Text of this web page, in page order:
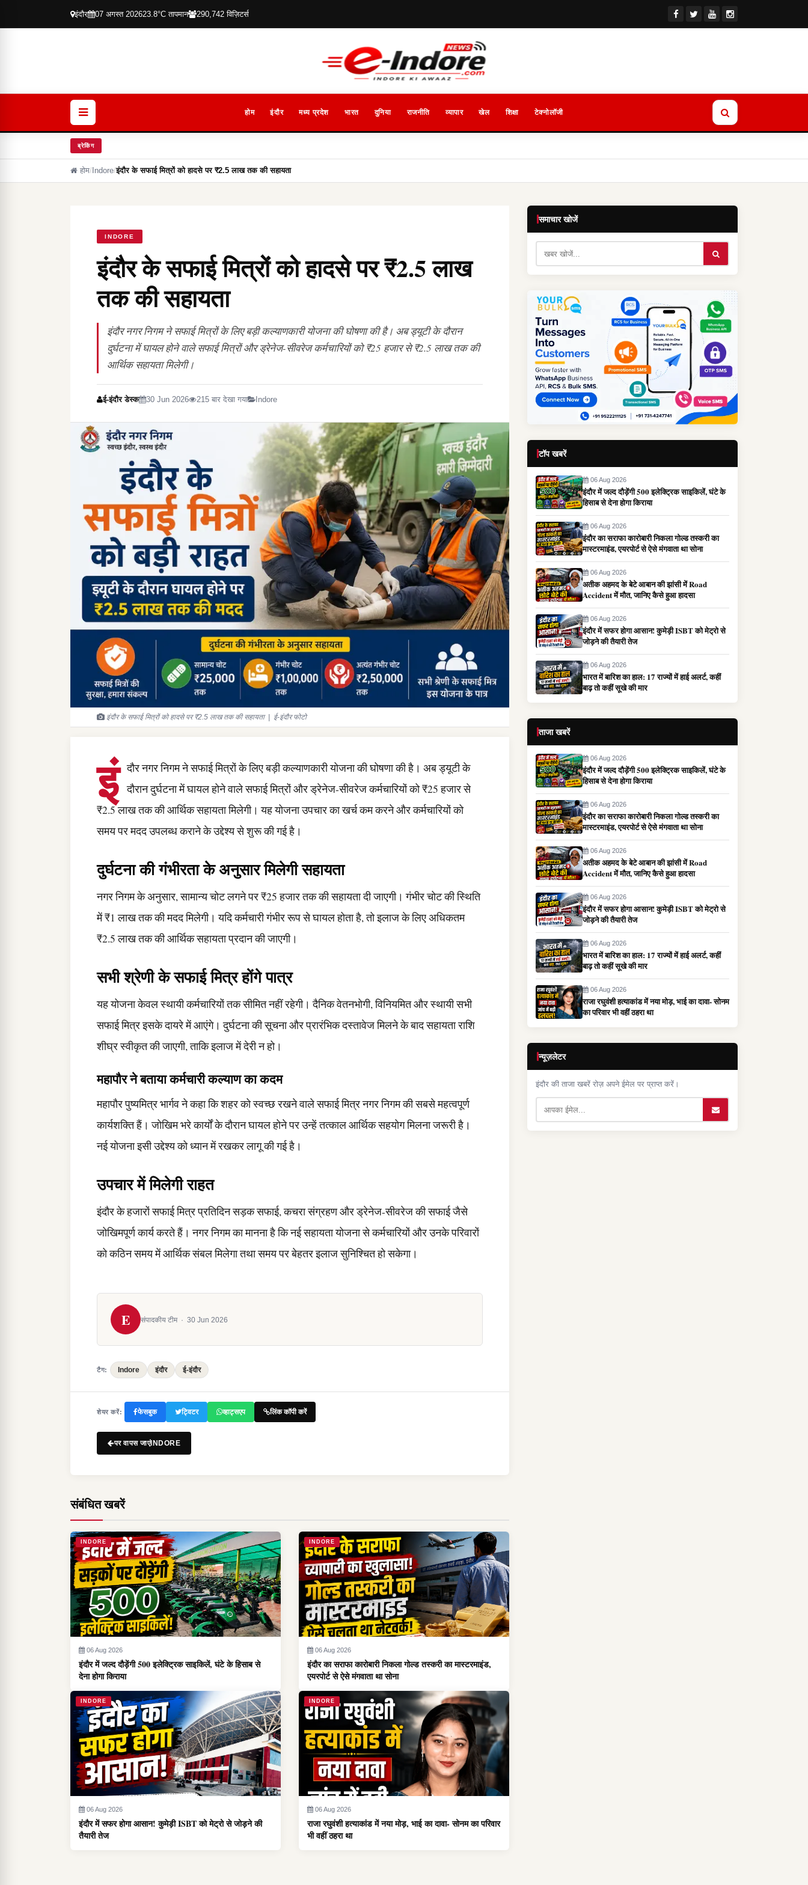
इंदौर 07 अगस्त 202623.8°C तापमान 290,742 विज़िटर्स
होम इंदौर मध्य प्रदेश भारत दुनिया राजनीति व्यापार खेल शिक्षा टेक्नोलॉजी
ब्रेकिंग
होम/ Indore/इंदौर के सफाई मित्रों को हादसे पर ₹2.5 लाख तक की सहायता
INDORE
इंदौर के सफाई मित्रों को हादसे पर ₹2.5 लाख
तक की सहायता
इंदौर नगर निगम ने सफाई मित्रों के लिए बड़ी कल्याणकारी योजना की घोषणा की है। अब ड्यूटी के दौरान
दुर्घटना में घायल होने वाले सफाई मित्रों और ड्रेनेज-सीवरेज कर्मचारियों को ₹25 हजार से ₹2.5 लाख तक की
आर्थिक सहायता मिलेगी।
ई-इंदौर डेस्क 30 Jun 2026 215 बार देखा गया Indore
इंदौर के सफाई मित्रों को हादसे पर ₹2.5 लाख तक की सहायता | ई-इंदौर फोटो
इं
दौर नगर निगम ने सफाई मित्रों के लिए बड़ी कल्याणकारी योजना की घोषणा की है। अब ड्यूटी के
दौरान दुर्घटना में घायल होने वाले सफाई मित्रों और ड्रेनेज-सीवरेज कर्मचारियों को ₹25 हजार से
₹2.5 लाख तक की आर्थिक सहायता मिलेगी। यह योजना उपचार का खर्च कम करने और कर्मचारियों को
समय पर मदद उपलब्ध कराने के उद्देश्य से शुरू की गई है।
दुर्घटना की गंभीरता के अनुसार मिलेगी सहायता
नगर निगम के अनुसार, सामान्य चोट लगने पर ₹25 हजार तक की सहायता दी जाएगी। गंभीर चोट की स्थिति
में ₹1 लाख तक की मदद मिलेगी। यदि कर्मचारी गंभीर रूप से घायल होता है, तो इलाज के लिए अधिकतम
₹2.5 लाख तक की आर्थिक सहायता प्रदान की जाएगी।
सभी श्रेणी के सफाई मित्र होंगे पात्र
यह योजना केवल स्थायी कर्मचारियों तक सीमित नहीं रहेगी। दैनिक वेतनभोगी, विनियमित और स्थायी सभी
सफाई मित्र इसके दायरे में आएंगे। दुर्घटना की सूचना और प्रारंभिक दस्तावेज मिलने के बाद सहायता राशि
शीघ्र स्वीकृत की जाएगी, ताकि इलाज में देरी न हो।
महापौर ने बताया कर्मचारी कल्याण का कदम
महापौर पुष्यमित्र भार्गव ने कहा कि शहर को स्वच्छ रखने वाले सफाई मित्र नगर निगम की सबसे महत्वपूर्ण
कार्यशक्ति हैं। जोखिम भरे कार्यों के दौरान घायल होने पर उन्हें तत्काल आर्थिक सहयोग मिलना जरूरी है।
नई योजना इसी उद्देश्य को ध्यान में रखकर लागू की गई है।
उपचार में मिलेगी राहत
इंदौर के हजारों सफाई मित्र प्रतिदिन सड़क सफाई, कचरा संग्रहण और ड्रेनेज-सीवरेज की सफाई जैसे
जोखिमपूर्ण कार्य करते हैं। नगर निगम का मानना है कि नई सहायता योजना से कर्मचारियों और उनके परिवारों
को कठिन समय में आर्थिक संबल मिलेगा तथा समय पर बेहतर इलाज सुनिश्चित हो सकेगा।
E संपादकीय टीम · 30 Jun 2026
टैग: Indore इंदौर ई-इंदौर
शेयर करें: फेसबुक ट्विटर व्हाट्सएप लिंक कॉपी करें
पर वापस जाएंINDORE
संबंधित खबरें
INDORE
06 Aug 2026
इंदौर में जल्द दौड़ेंगी 500 इलेक्ट्रिक साइकिलें, घंटे के हिसाब से
देना होगा किराया
INDORE
06 Aug 2026
इंदौर का सराफा कारोबारी निकला गोल्ड तस्करी का मास्टरमाइंड,
एयरपोर्ट से ऐसे मंगवाता था सोना
INDORE
06 Aug 2026
इंदौर में सफर होगा आसान! कुमेड़ी ISBT को मेट्रो से जोड़ने की
तैयारी तेज
INDORE
06 Aug 2026
राजा रघुवंशी हत्याकांड में नया मोड़, भाई का दावा- सोनम का परिवार
भी वहीं ठहरा था
समाचार खोजें
टॉप खबरें
06 Aug 2026
इंदौर में जल्द दौड़ेंगी 500 इलेक्ट्रिक साइकिलें, घंटे के
हिसाब से देना होगा किराया
06 Aug 2026
इंदौर का सराफा कारोबारी निकला गोल्ड तस्करी का
मास्टरमाइंड, एयरपोर्ट से ऐसे मंगवाता था सोना
06 Aug 2026
अतीक अहमद के बेटे आबान की झांसी में Road
Accident में मौत, जानिए कैसे हुआ हादसा
06 Aug 2026
इंदौर में सफर होगा आसान! कुमेड़ी ISBT को मेट्रो से
जोड़ने की तैयारी तेज
06 Aug 2026
भारत में बारिश का हाल: 17 राज्यों में हाई अलर्ट, कहीं
बाढ़ तो कहीं सूखे की मार
ताजा खबरें
06 Aug 2026
इंदौर में जल्द दौड़ेंगी 500 इलेक्ट्रिक साइकिलें, घंटे के
हिसाब से देना होगा किराया
06 Aug 2026
इंदौर का सराफा कारोबारी निकला गोल्ड तस्करी का
मास्टरमाइंड, एयरपोर्ट से ऐसे मंगवाता था सोना
06 Aug 2026
अतीक अहमद के बेटे आबान की झांसी में Road
Accident में मौत, जानिए कैसे हुआ हादसा
06 Aug 2026
इंदौर में सफर होगा आसान! कुमेड़ी ISBT को मेट्रो से
जोड़ने की तैयारी तेज
06 Aug 2026
भारत में बारिश का हाल: 17 राज्यों में हाई अलर्ट, कहीं
बाढ़ तो कहीं सूखे की मार
06 Aug 2026
राजा रघुवंशी हत्याकांड में नया मोड़, भाई का दावा- सोनम
का परिवार भी वहीं ठहरा था
न्यूज़लेटर
इंदौर की ताजा खबरें रोज़ अपने ईमेल पर प्राप्त करें।